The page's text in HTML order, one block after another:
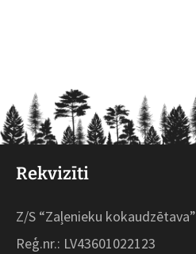
Rekvizīti
Z/S “Zaļenieku kokaudzētava”
Reģ.nr.: LV43601022123